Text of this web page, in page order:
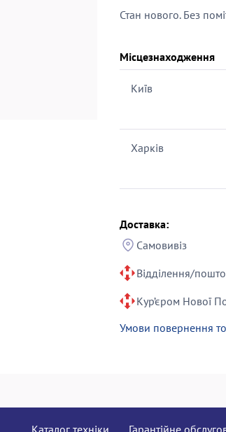
Стан нового. Без
Місцезнаходження
Київ
Харків
Доставка:
Самовивіз
Відділення/
Кур’єром Нової
Умови повернення
Каталог техніки Гарантійне